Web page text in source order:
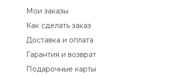
Мои заказы
Как сделать заказ
Доставка и оплата
Гарантия и возврат
Подарочные карты